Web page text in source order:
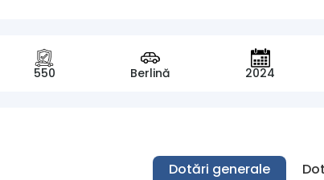
550 Berlină 2024
Dotări generale